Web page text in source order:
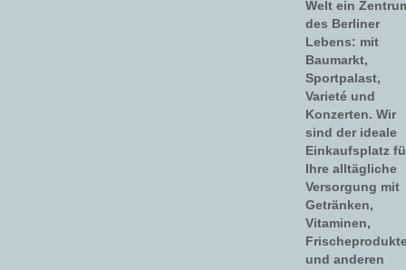
Welt ein
des Berliner
Lebens: mit
Baumarkt,
Sportpalast,
Varieté und
Konzerten. Wir
sind der ideale
Einkaufsplatz
Ihre alltägliche
Versorgung mit
Getränken,
Vitaminen,
und anderen